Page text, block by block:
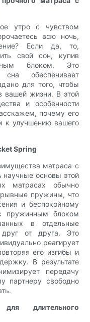
утро с чувством
всю ночь,
Если да, то,
свой сон, купив
блоком. Это
обеспечивает
для того, чтобы
вашей жизни. В этой
и особенности
почему его
к улучшению вашего
Spring
матраса с
основы этой
матрасах обычно
пружины, что
и беспокойному
блоком
в отдельные
от друга. Это
реагирует
его изгибы и
В результате
передачу
партнеру свободно
для длительного